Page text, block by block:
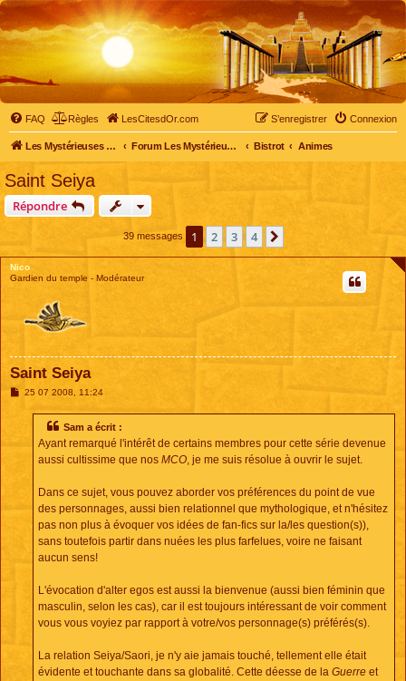
FAQ Règles LesCitesdOr.com Connexion
S’enregistrer
Les Mystérieuses Cités d'Or - LesCitesdOr.com Forum Les Mystérieuses Cités d'Or Bistrot Animes
Saint Seiya
Répondre
39 messages 1 2 3 4
Nico
Gardien du temple - Modérateur
Saint Seiya
M25 07 2008, 11:24
Sam a écrit :
Ayant remarqué l'intérêt de certains membres pour cette série devenue
aussi cultissime que nos MCO, je me suis résolue à ouvrir le sujet.
Dans ce sujet, vous pouvez aborder vos préférences du point de vue
des personnages, aussi bien relationnel que mythologique, et n'hésitez
pas non plus à évoquer vos idées de fan-fics sur la/les question(s)),
sans toutefois partir dans nuées les plus farfelues, voire ne faisant
aucun sens!
L'évocation d'alter egos est aussi la bienvenue (aussi bien féminin que
masculin, selon les cas), car il est toujours intéressant de voir comment
vous vous voyiez par rapport à votre/vos personnage(s) préférés(s).
La relation Seiya/Saori, je n'y aie jamais touché, tellement elle était
évidente et touchante dans sa globalité. Cette déesse de la Guerre et